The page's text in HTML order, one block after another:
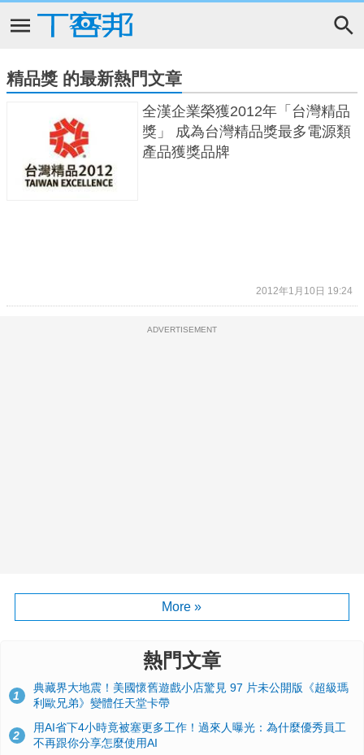
精品獎 的最新熱門文章
全漢企業榮獲2012年「台灣精品
獎」 成為台灣精品獎最多電源類
產品獲獎品牌
2012年1月10日 19:24
ADVERTISEMENT
More »
熱門文章
1
典藏界大地震！美國懷舊遊戲小店驚見 97 片未公開版《超級瑪
利歐兄弟》變體任天堂卡帶
2
用AI省下4小時竟被塞更多工作！過來人曝光：為什麼優秀員工
不再跟你分享怎麼使用AI